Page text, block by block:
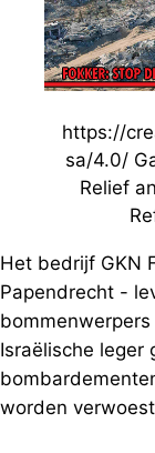
https://
sa/4.0/
Relief
Het bedrijf GKN
Papendrecht -
Israëlische leger
worden